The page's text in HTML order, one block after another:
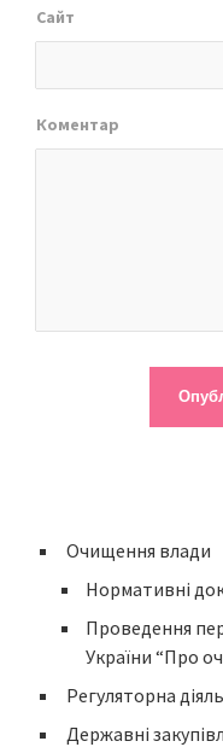
Сайт
Коментар
Очищення влади
Нормативні
Проведення
України “Про
Регуляторна
Державні